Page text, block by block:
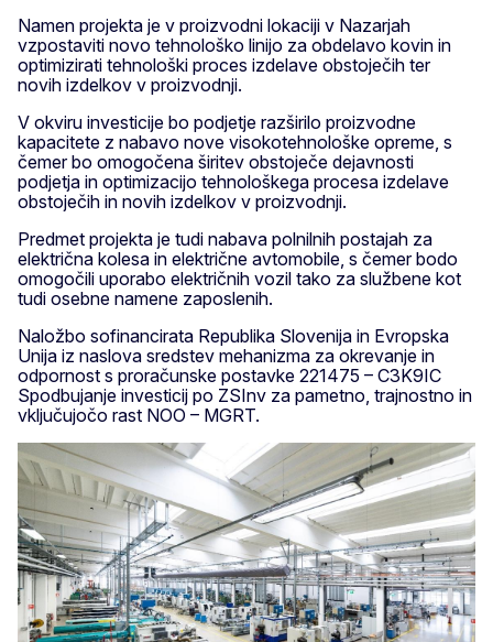
Namen projekta je v proizvodni lokaciji v Nazarjah
vzpostaviti novo tehnološko linijo za obdelavo kovin in
optimizirati tehnološki proces izdelave obstoječih ter
novih izdelkov v proizvodnji.
V okviru investicije bo podjetje razširilo proizvodne
kapacitete z nabavo nove visokotehnološke opreme, s
čemer bo omogočena širitev obstoječe dejavnosti
podjetja in optimizacijo tehnološkega procesa izdelave
obstoječih in novih izdelkov v proizvodnji.
Predmet projekta je tudi nabava polnilnih postajah za
električna kolesa in električne avtomobile, s čemer bodo
omogočili uporabo električnih vozil tako za službene kot
tudi osebne namene zaposlenih.
Naložbo sofinancirata Republika Slovenija in Evropska
Unija iz naslova sredstev mehanizma za okrevanje in
odpornost s proračunske postavke 221475 – C3K9IC
Spodbujanje investicij po ZSInv za pametno, trajnostno in
vključujočo rast NOO – MGRT.